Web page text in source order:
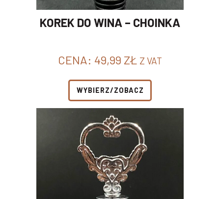
KOREK DO WINA – CHOINKA
CENA: 49,99 ZŁ Z VAT
WYBIERZ/ZOBACZ